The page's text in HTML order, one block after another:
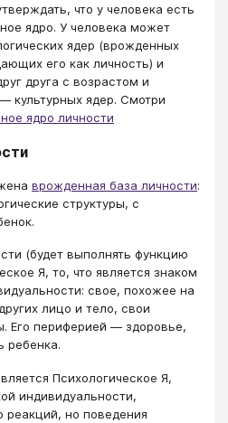
что у человека есть
ядро. У человека может
ядер (врожденных
его как личность) и
друга с возрастом и
культурных ядер. Смотри
ядро личности
врожденная база личности:
структуры, с
(будет выполнять функцию
Я, то, что является знаком
свое, похожее на
лицо и тело, свои
Его периферией — здоровье,
ребенка.
Психологическое Я,
индивидуальности,
но поведения